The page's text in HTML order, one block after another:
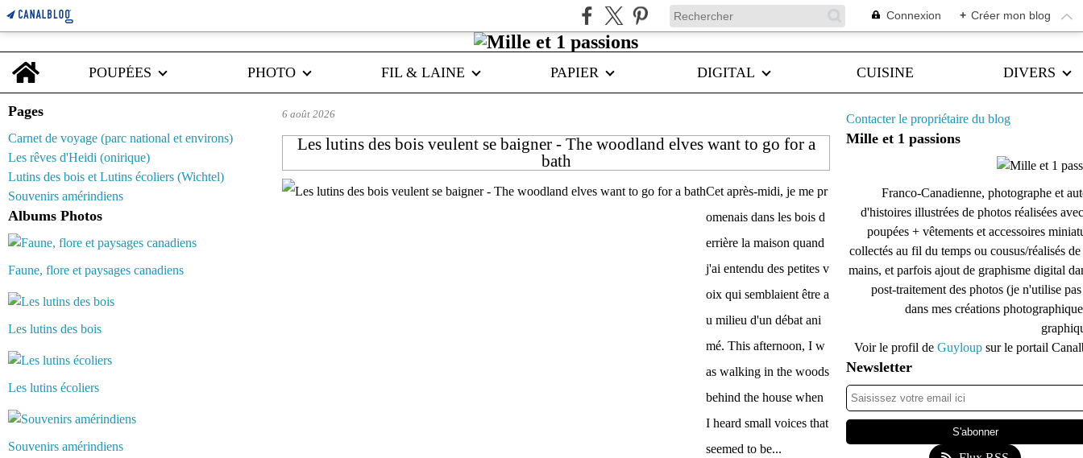
Connexion + Créer mon blog
Home
POUPÉES
PHOTO FIL & LAINE PAPIER DIGITAL CUISINE DIVERS
Pages
Carnet de voyage (parc national et environs)
Les rêves d'Heidi (onirique)
Lutins des bois et Lutins écoliers (Wichtel)
Souvenirs amérindiens
Albums Photos
Faune, flore et paysages canadiens
Les lutins des bois
Les lutins écoliers
Souvenirs amérindiens
6 août 2026
Les lutins des bois veulent se baigner - The woodland elves want to go for a
bath
Cet après-midi, je me pr
omenais dans les bois d
errière la maison quand
j'ai entendu des petites v
oix qui semblaient être a
u milieu d'un débat ani
mé. This afternoon, I w
as walking in the woods
behind the house when
I heard small voices that
seemed to be...
Contacter le propriétaire du blog
Mille et 1 passions
Franco-Canadienne, photographe et
d'histoires illustrées de photos réalisées
poupées + vêtements et accessoires
collectés au fil du temps ou cousus/réalisés de
mains, et parfois ajout de graphisme digital
post-traitement des photos (je n'utilise
dans mes créations
Voir le profil de Guyloup sur le portail
Newsletter